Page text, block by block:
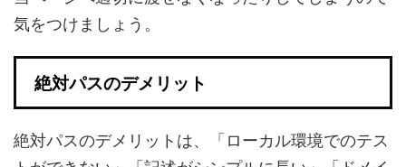
気をつけましょう。
絶対パスのデメリット
絶対パスのデメリットは、「ローカル環境でのテス